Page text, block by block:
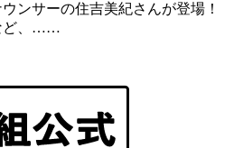
ンサーの住吉美紀さんが登場！
ど、……